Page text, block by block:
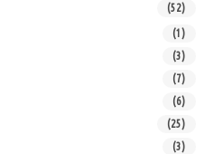
(52)
(1)
(3)
(7)
(6)
(25)
(3)